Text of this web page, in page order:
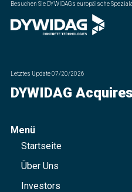
Besuchen Sie DYWIDAGs europäische
Letztes Update07/20/2026
DYWIDAG
Menü
Startseite
Über Uns
Investors